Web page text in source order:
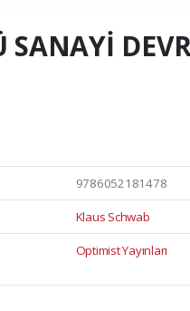
SANAYİ
9786052181478
Klaus Schwab
Optimist Yayınları